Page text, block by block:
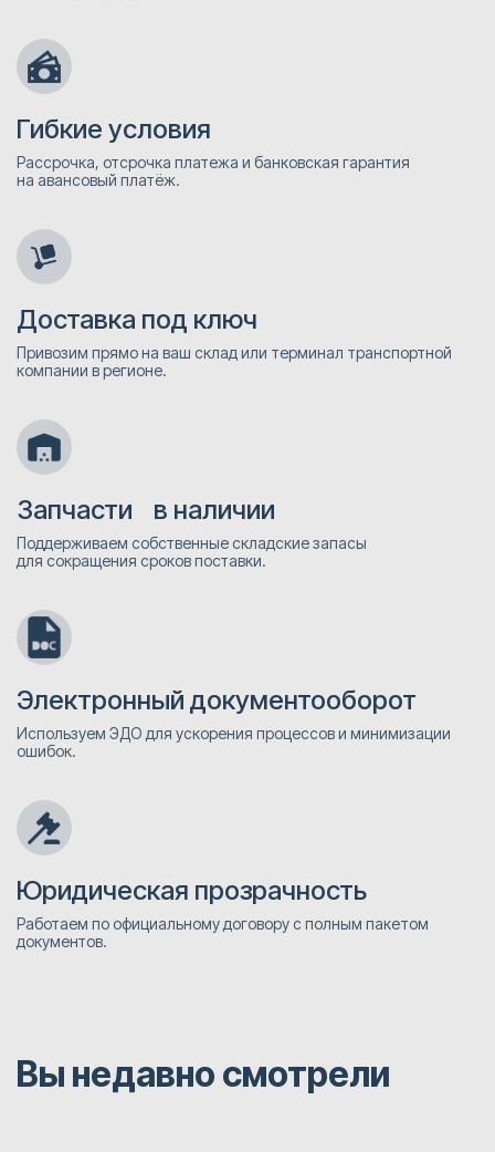
Гибкие условия
Рассрочка, отсрочка платежа и банковская гарантия
на авансовый платёж.
Доставка под ключ
Привозим прямо на ваш склад или терминал транспортной
компании в регионе.
Запчасти в наличии
Поддерживаем собственные складские запасы
для сокращения сроков поставки.
Электронный документооборот
Используем ЭДО для ускорения процессов и минимизации
ошибок.
Юридическая прозрачность
Работаем по официальному договору с полным пакетом
документов.
Вы недавно смотрели